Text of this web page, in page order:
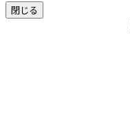
閉じる